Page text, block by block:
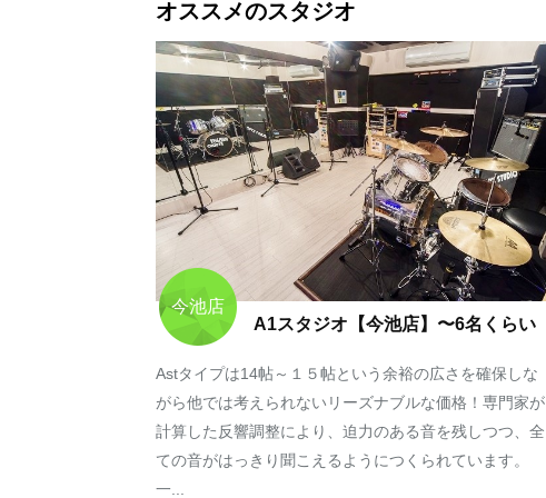
オススメのスタジオ
今池店
A1スタジオ【今池店】〜6名くらい
Astタイプは14帖～１５帖という余裕の広さを確保しな
がら他では考えられないリーズナブルな価格！専門家が
計算した反響調整により、迫力のある音を残しつつ、全
ての音がはっきり聞こえるようにつくられています。
一...